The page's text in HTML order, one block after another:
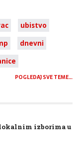
ubistvo
dnevni
POGLEDAJ SVE TEME…
izborima u